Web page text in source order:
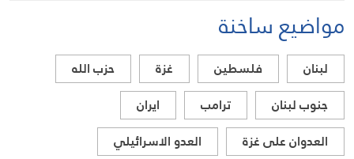
الصلة بالشأنين الداخلي والإقليميمواضيع ساخنة
لبنان فلسطين غزة
حزب الله
جنوب لبنان
ترامب
ايران
العدوان على غزة
العدو الاسرائيلي